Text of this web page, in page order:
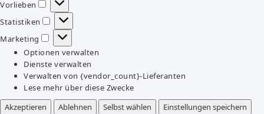
Vorlieben
Vorlieben
Statistiken
Statistiken
Marketing
Marketing
Optionen verwalten
Dienste verwalten
Verwalten von {vendor_count}-Lieferanten
Lese mehr über diese Zwecke
Akzeptieren
Ablehnen Selbst wählen
Einstellungen speichern